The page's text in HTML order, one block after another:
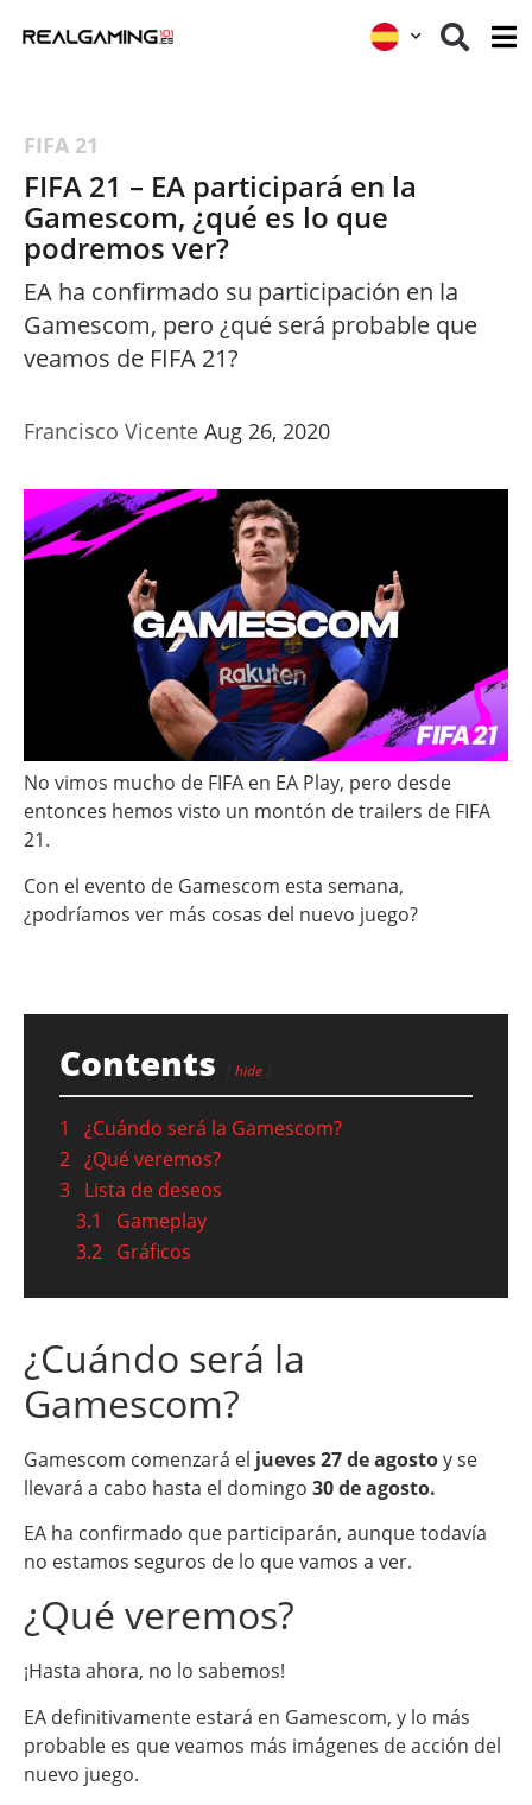
FIFA 21
FIFA 21 – EA participará en la
Gamescom, ¿qué es lo que
podremos ver?
EA ha confirmado su participación en la
Gamescom, pero ¿qué será probable que
veamos de FIFA 21?
Francisco Vicente Aug 26, 2020
No vimos mucho de FIFA en EA Play, pero desde
entonces hemos visto un montón de trailers de FIFA
21.
Con el evento de Gamescom esta semana,
¿podríamos ver más cosas del nuevo juego?
Contents hide
1
¿Cuándo será la Gamescom?
2 ¿Qué veremos?
3 Lista de deseos
3.1
Gameplay
3.2 Gráficos
¿Cuándo será la
Gamescom?
Gamescom comenzará el jueves 27 de agostoy se
llevará a cabo hasta el domingo 30 de agosto.
EA ha confirmado que participarán, aunque todavía
no estamos seguros de lo que vamos a ver.
¿Qué veremos?
¡Hasta ahora, no lo sabemos!
EA definitivamente estará en Gamescom, y lo más
probable es que veamos más imágenes de acción del
nuevo juego.